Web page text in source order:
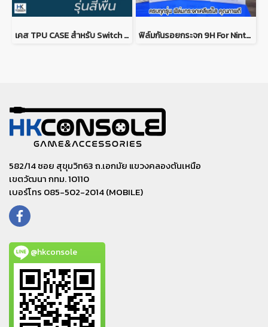
เคส TPU CASE สำหรับ Switch Lite รุ่นสีพื้น สีแนวพาสเทลสวยงาม เนื้อเคสนุ่ม จับถนัดมือ ไม่กัดเครื่อง ยืดหยุ่นได้ดี ไม่ย้วย ฟิล์มกันรอยกระจก 9H For Nintendo Switch ฟิล์มกระจกคุณภาพดี เต็มจอ กันรอยขีดข่วนได้ดี ติดง่าย
582/14 ซอย สุขุมวิท63 ถ.เอกมัย แขวงคลองตันเหนือ
เขตวัฒนา กทม. 10110
เบอร์โทร 085-502-2014 (MOBILE)
@hkconsole